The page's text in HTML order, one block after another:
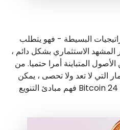
البسيطة - فهو يتطلب
المشهد الاستثماري بشكل دائم ،
المتباينة أمرا حتميا. من
التي لا تعد ولا تحصى ، يمكن
للمستثمرين على منصة Bitcoin 24 Proair فهم مبادئ التنويع